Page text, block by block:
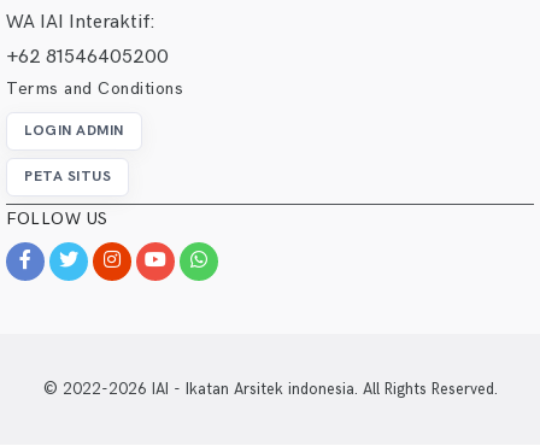
WA IAI Interaktif:
+62 81546405200
Terms and Conditions
LOGIN ADMIN
PETA SITUS
FOLLOW US
© 2022-2026 IAI - Ikatan Arsitek indonesia. All Rights Reserved.